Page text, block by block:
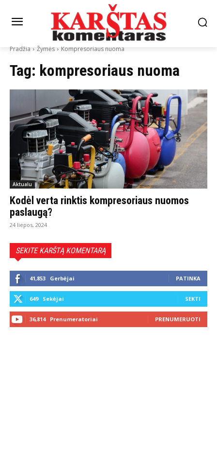
Pradžia Žymės Kompresoriaus nuoma
Tag: kompresoriaus nuoma
Aktualu
Kodėl verta rinktis kompresoriaus nuomos
paslaugą?
24 liepos, 2024
SEKITE KARŠTĄ KOMENTARĄ
41,853 Gerbėjai PATINKA
649 Sekėjai SEKTI
36,814 Prenumeratoriai PRENUMERUOTI